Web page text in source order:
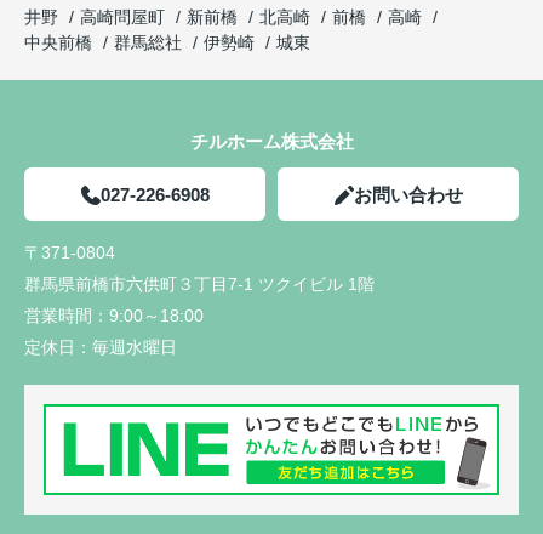
井野
高崎問屋町 新前橋 北高崎 前橋
高崎
中央前橋
群馬総社 伊勢崎 城東
チルホーム株式会社
027-226-6908 お問い合わせ
〒371-0804
群馬県前橋市六供町３丁目7-1 ツクイビル 1階
営業時間： 9:00～18:00
定休日： 毎週水曜日